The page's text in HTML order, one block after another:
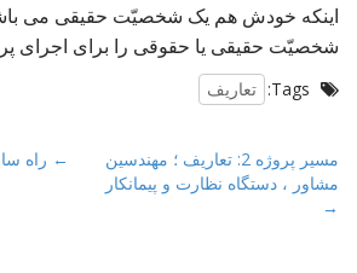
اینکه خودش هم یک شخصیّت حقیقی می
شخصیّت حقیقی یا حقوقی را برای اجرای
Tags: تعاریف
P
o
s
← راه
مسیر پروژه 2: تعاریف ؛ مهندسین
مشاور ، دستگاه نظارت و پیمانکار
→